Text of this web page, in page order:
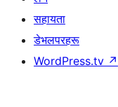
सहायता
डेभलपरहरू
WordPress.tv ↗